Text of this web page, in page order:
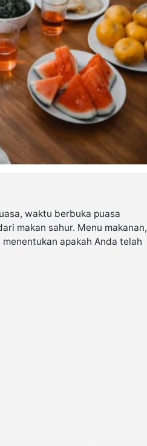
waktu berbuka puasa
makan sahur. Menu makanan,
apakah Anda telah